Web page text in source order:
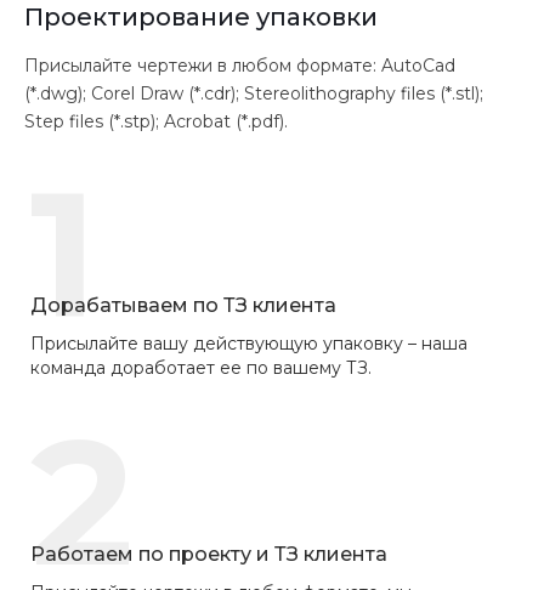
Проектирование упаковки
Присылайте чертежи в любом формате: AutoCad
(*.dwg); Corel Draw (*.cdr); Stereolithography files (*.stl);
Step files (*.stp); Acrobat (*.pdf).
1
Дорабатываем по ТЗ клиента
Присылайте вашу действующую упаковку – наша
команда доработает ее по вашему ТЗ.
2
Работаем по проекту и ТЗ клиента